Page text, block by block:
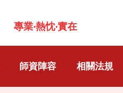
專業‧熱忱‧實在
師資陣容 相關法規